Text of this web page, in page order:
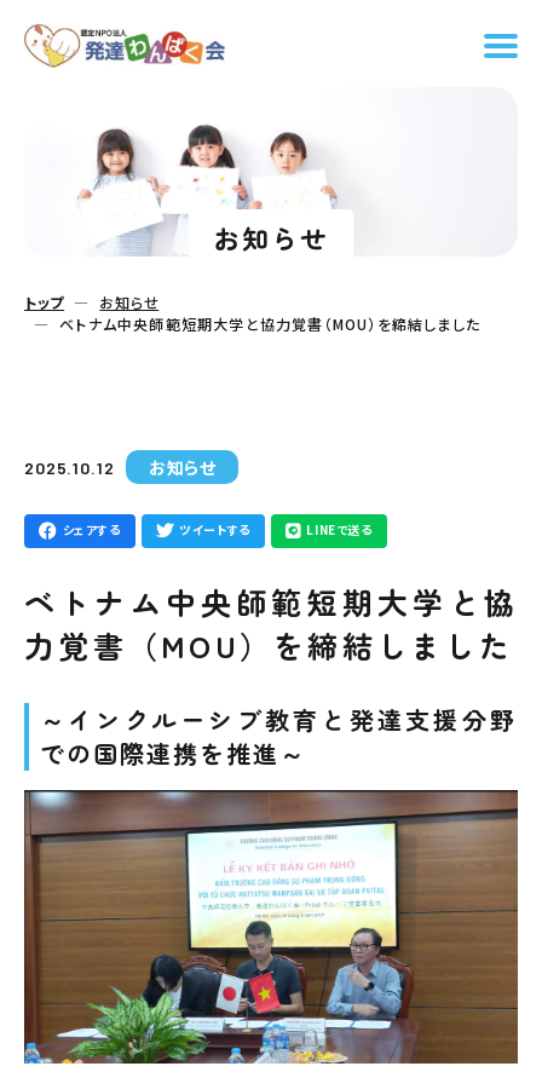
お知らせ
トップ
お知らせ
ベトナム中央師範短期大学と協力覚書（MOU）を締結しました
2025.10.12 お知らせ
シェアする ツイートする LINEで送る
ベトナム中央師範短期大学と協
力覚書（MOU）を締結しました
～インクルーシブ教育と発達支援分野
での国際連携を推進～